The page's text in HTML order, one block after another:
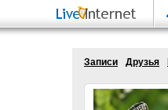
Записи Друзья